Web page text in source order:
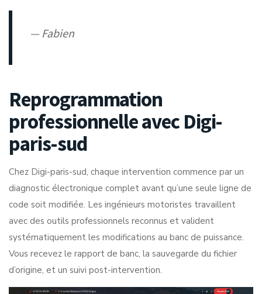
— Fabien
Reprogrammation
professionnelle avec Digi-
paris-sud
Chez Digi-paris-sud, chaque intervention commence par un
diagnostic électronique complet avant qu’une seule ligne de
code soit modifiée. Les ingénieurs motoristes travaillent
avec des outils professionnels reconnus et valident
systématiquement les modifications au banc de puissance.
Vous recevez le rapport de banc, la sauvegarde du fichier
d’origine, et un suivi post-intervention.